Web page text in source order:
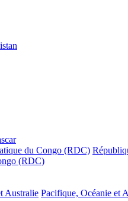
du Congo (RDC)
(RDC)
Australie Pacifique, Océanie et